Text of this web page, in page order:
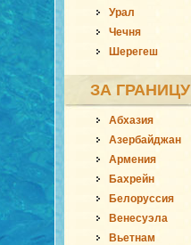
Урал
Чечня
Шерегеш
ЗА ГРАНИЦУ
Абхазия
Азербайджан
Армения
Бахрейн
Белоруссия
Венесуэла
Вьетнам